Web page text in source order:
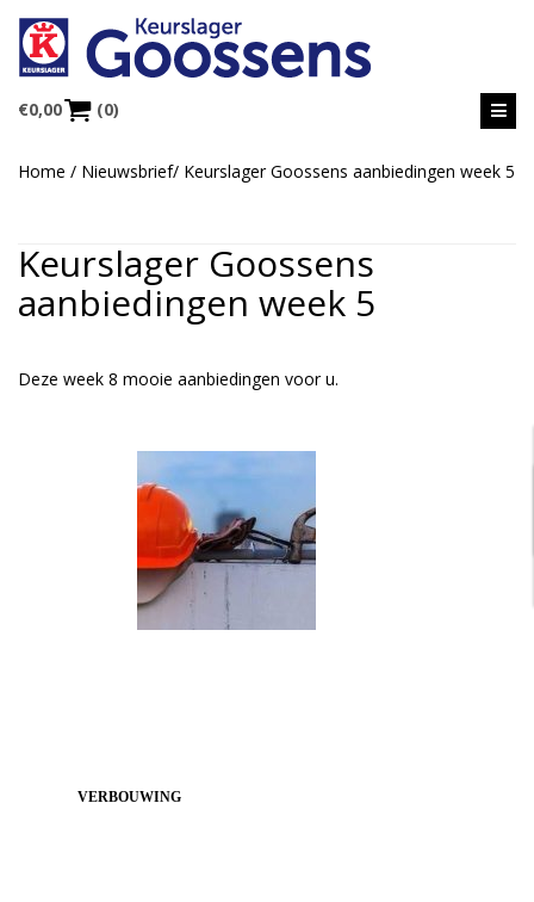
€0,00 (0)
Home / Nieuwsbrief/ Keurslager Goossens aanbiedingen week 5
Keurslager Goossens
aanbiedingen week 5
Deze week 8 mooie aanbiedingen voor u.
VERBOUWING